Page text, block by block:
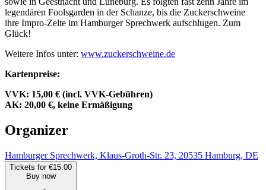
legendären Foolsgarden in der Schanze, bis die Zuckerschweine
ihre Impro-Zelte im Hamburger Sprechwerk aufschlugen. Zum
Glück!
Weitere Infos unter: www.zuckerschweine.de
Kartenpreise:
VVK: 15,00 € (incl. VVK-Gebühren)
AK: 20,00 €, keine Ermäßigung
Organizer
Hamburger Sprechwerk, Klaus-Groth-Str. 23, 20535 Hamburg, DE
Tickets for €15.00
Buy now